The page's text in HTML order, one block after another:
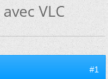
VLC
#1